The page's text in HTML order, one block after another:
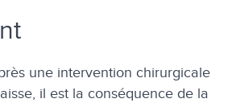
une intervention chirurgicale
il est la conséquence de la